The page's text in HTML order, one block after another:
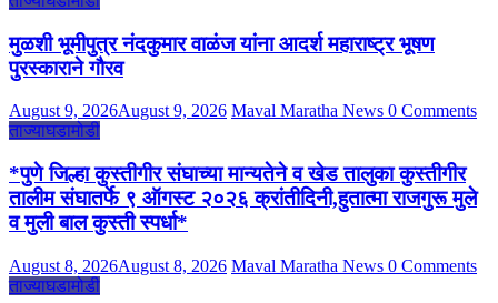
मुळशी भूमीपुत्र नंदकुमार वाळंज यांना आदर्श महाराष्ट्र भूषण
पुरस्काराने गौरव
August 9, 2026August 9, 2026 Maval Maratha News 0 Comments
ताज्याघडामोडी
*पुणे जिल्हा कुस्तीगीर संघाच्या मान्यतेने व खेड तालुका कुस्तीगीर
तालीम संघातर्फे ९ ऑगस्ट २०२६ क्रांतीदिनी,हुतात्मा राजगुरू मुले
व मुली बाल कुस्ती स्पर्धा*
August 8, 2026August 8, 2026 Maval Maratha News 0 Comments
ताज्याघडामोडी